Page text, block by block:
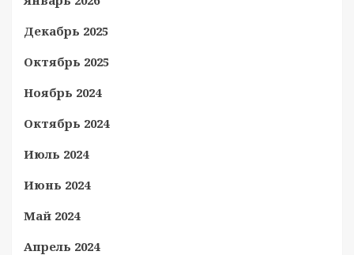
Декабрь 2025
Октябрь 2025
Ноябрь 2024
Октябрь 2024
Июль 2024
Июнь 2024
Май 2024
Апрель 2024